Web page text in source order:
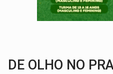
MATERIAL:Brasil
DE OLHO NO